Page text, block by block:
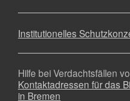
Institutionelles
Hilfe bei Verdachtsfällen
Kontaktadressen für das
in Bremen